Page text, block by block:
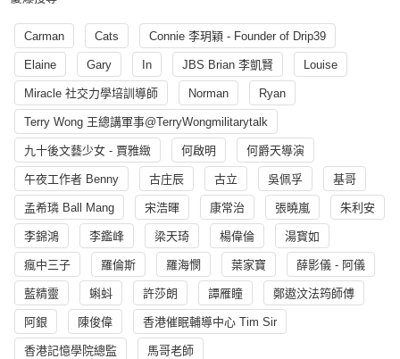
Carman Cats Connie 李玥穎 - Founder of Drip39
Elaine Gary In JBS Brian 李凱賢 Louise
Miracle 社交力學培訓導師 Norman Ryan
Terry Wong 王總講軍事@TerryWongmilitarytalk
九十後文藝少女 - 賈雅緻 何啟明 何爵天導演
午夜工作者 Benny 古庄辰 古立 吳佩孚 基哥
孟希璘 Ball Mang 宋浩暉 康常治 張曉嵐 朱利安
李錦鴻 李鑑峰 梁天琦 楊偉倫 湯寳如
瘋中三子 羅倫斯 羅海憫 葉家寶 薛影儀 - 阿儀
藍精靈 蝌蚪 許莎朗 譚雁瞳 鄭遨汶法筠師傅
阿銀 陳俊偉 香港催眠輔導中心 Tim Sir
香港記憶學院總監 馬哥老師